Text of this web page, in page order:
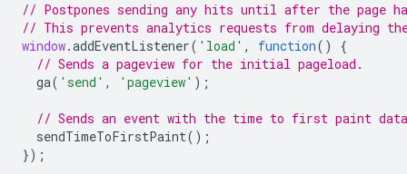
// Postpones sending any hits until after the page
// This prevents analytics requests from delaying
window.addEventListener( 'load' , function()
{
// Sends a pageview for the initial pageload.
ga( 'send' , 'pageview' );
// Sends an event with the time to first paint
sendTimeToFirstPaint();
});